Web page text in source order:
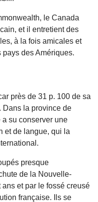
le Canada
et il entretient des
à la fois amicales et
des Amériques.
près de 31 p. 100 de sa
Dans la province de
su conserver une
et de langue, qui la
presque
de la Nouvelle-
et par le fossé creusé
française. Ils se